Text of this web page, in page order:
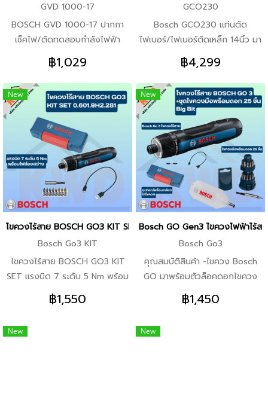
เหล็ก ขนาด 4นิ้ว 1x ชุดดอกสว่าน
เหล็ก ปูน ไม้ XLINE33
สว่างครอบคลุมทุกจุด และปุ่ม
ควบคุมแบบปุ่มเดียวเพื่อความ
สะดวกในการใช้งาน
GVD 1000-17
BOSCH GVD 1000-17 ปากกา
เช็คไฟ/ตัดทดสอบกำลังไฟฟ้า
0.601.077.0K0 คุณสมบัติสินค้า
-เครื่องทดสอบแรงดันไฟฟ้าแบบไม่
สัมผัสที่ทนทานเพื่อความปลอดภัย
ในการทำงานยิ่งขึ้น จุดเด่น -ดีไซน์
ทนทานพร้อมระดับการป้องกัน
IP67 ที่ป้องกันฝุ่นและน้ำดีเยี่ยมจึง
รับมือไซต์งานที่ทรหดได้อย่างมั่นใจ
-ช่วงแรงดันไฟฟ้าคู่แบบ 24 V ถึง
1000 V AC หรือ 90 V ถึง 1000
V AC จึงรองรับการทำงานได้อย่าง
หลากหลาย -ประสิทธิภาพน่าเชื่อถือ
฿1,029
GCO230
Bosch GCO230 แท่นตัด
ไฟเบอร์/ไฟเบอร์ตัดเหล็ก 14นิ้ว มา
พร้อมใบตัด 14 นิ้ว คุณสมบัติ
สินค้า -ตัดเหล็กกล้าได้เร็วและนุ่ม
นวลมากยิ่งขึ้น -ทำการตัดได้
รวดเร็วและราบรื่น ด้วยมอเตอร์
2,300 วัตต์รุ่นใหม่ -ทำงานได้
อย่างปลอดภัยด้วยฝาครอบ
ป้องกันสะเก็ดแบบปรับได้ -รองรับ
การทำงานเกินกำลังได้สูงยิ่งขึ้น
-วัสดุฐานรองตัดเป็นโลหะที่แข็ง
แรงทนทาน -พกพาและใช้งานได้
ง่ายด้วยมือจับที่ออกแบบตามหลัก
ด้วย -แท่นตัดไฟเบอร์ GCO230*1
เครื่อง -ใบตัดไฟเบอร์ 14 นิ้ว*5 ใบ
-แว่นนิรภัย กันสะเก็ด*1
฿4,299
New
ไขควงไร้สาย BOSCH GO3 KIT SET แรงบิด 7 ระดับ 5 Nm พร้อมไฟส่
Bosch Go3 KIT
ไขควงไร้สาย BOSCH GO3 KIT
SET แรงบิด 7 ระดับ 5 Nm พร้อม
ไฟส่องสว่าง 0.601.9H2.281
คุณสมบัติเด่น -ไขควง Bosch GO
อเนกประสงค์ที่ล็อคดอกไขควงได้
฿1,550
New
Bosch GO Gen3 ไขควงไฟฟ้าไร้
Bosch Go3
คุณสมบัติสินค้า -ไขควง Bosch
GO มาพร้อมตัวล็อคดอกไขควง
อเนกประสงค์ที่ล็อคดอกไขควงได้
ทุกประเภท -ตัวล็อคดอกไขควง
ไขควงทุกประเภทได้อย่างแน่นหนา
฿1,450
New New